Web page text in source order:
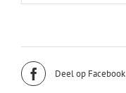
Deel op Facebook